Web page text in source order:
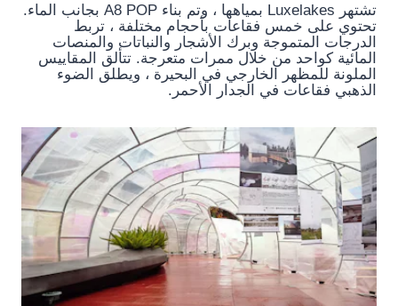
تشتهر Luxelakes بمياهها ، وتم بناء A8 POP بجانب الماء.
تحتوي على خمس فقاعات بأحجام مختلفة ، تربط
الدرجات المتموجة وبرك الأشجار والنباتات والمنصات
المائية كواحد من خلال ممرات متعرجة. تتألق المقاييس
الملونة للمظهر الخارجي في البحيرة ، ويطلق الضوء
الذهبي فقاعات في الجدار الأحمر.